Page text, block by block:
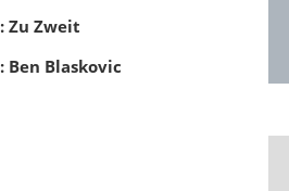
: Zu Zweit
: Ben Blaskovic